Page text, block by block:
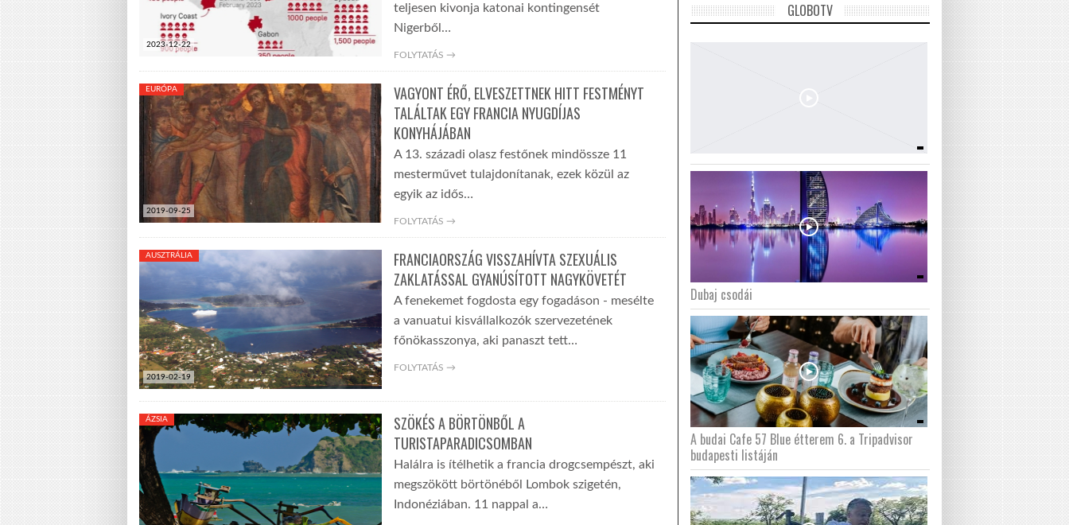
2023-12-22
teljesen kivonja katonai kontingensét
Nigerből…
FOLYTATÁS →
2019-09-25
EURÓPA
VAGYONT ÉRŐ, ELVESZETTNEK HITT FESTMÉNYT
TALÁLTAK EGY FRANCIA NYUGDÍJAS
KONYHÁJÁBAN
A 13. századi olasz festőnek mindössze 11
mesterművet tulajdonítanak, ezek közül az
egyik az idős…
FOLYTATÁS →
2019-02-19
AUSZTRÁLIA
FRANCIAORSZÁG VISSZAHÍVTA SZEXUÁLIS
ZAKLATÁSSAL GYANÚSÍTOTT NAGYKÖVETÉT
A fenekemet fogdosta egy fogadáson - mesélte
a vanuatui kisvállalkozók szervezetének
főnökasszonya, aki panaszt tett…
FOLYTATÁS →
ÁZSIA
SZÖKÉS A BÖRTÖNBŐL A
TURISTAPARADICSOMBAN
Halálra is ítélhetik a francia drogcsempészt, aki
megszökött börtönéből Lombok szigetén,
Indonéziában. 11 nappal a…
GLOBOTV
Dubaj csodái
A budai Cafe 57 Blue étterem 6. a Tripadvisor
budapesti listáján